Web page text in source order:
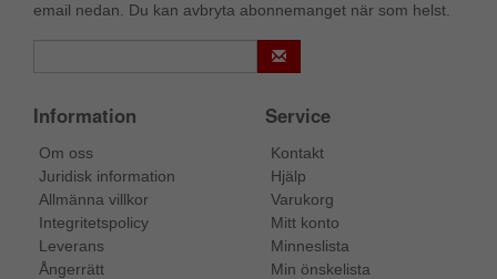
email nedan. Du kan avbryta abonnemanget när som helst.
Information
Om oss
Juridisk information
Allmänna villkor
Integritetspolicy
Leverans
Ångerrätt
Service
Kontakt
Hjälp
Varukorg
Mitt konto
Minneslista
Min önskelista